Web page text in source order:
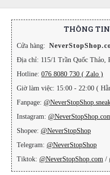
THÔNG
Cửa hàng:
Địa chỉ: 115/1 Trần Quốc Thảo,
Hotline: 076 8080 730 ( Zalo )
Giờ làm việc: 15:00 - 22:00 (
Fanpage:
Instagram:
Shopee: @NeverStopShop
Telegram: @NeverStopShop
Tiktok: @NeverStopShop.com /